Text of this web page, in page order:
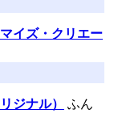
イズ・クリエー
ジナル）
ふん